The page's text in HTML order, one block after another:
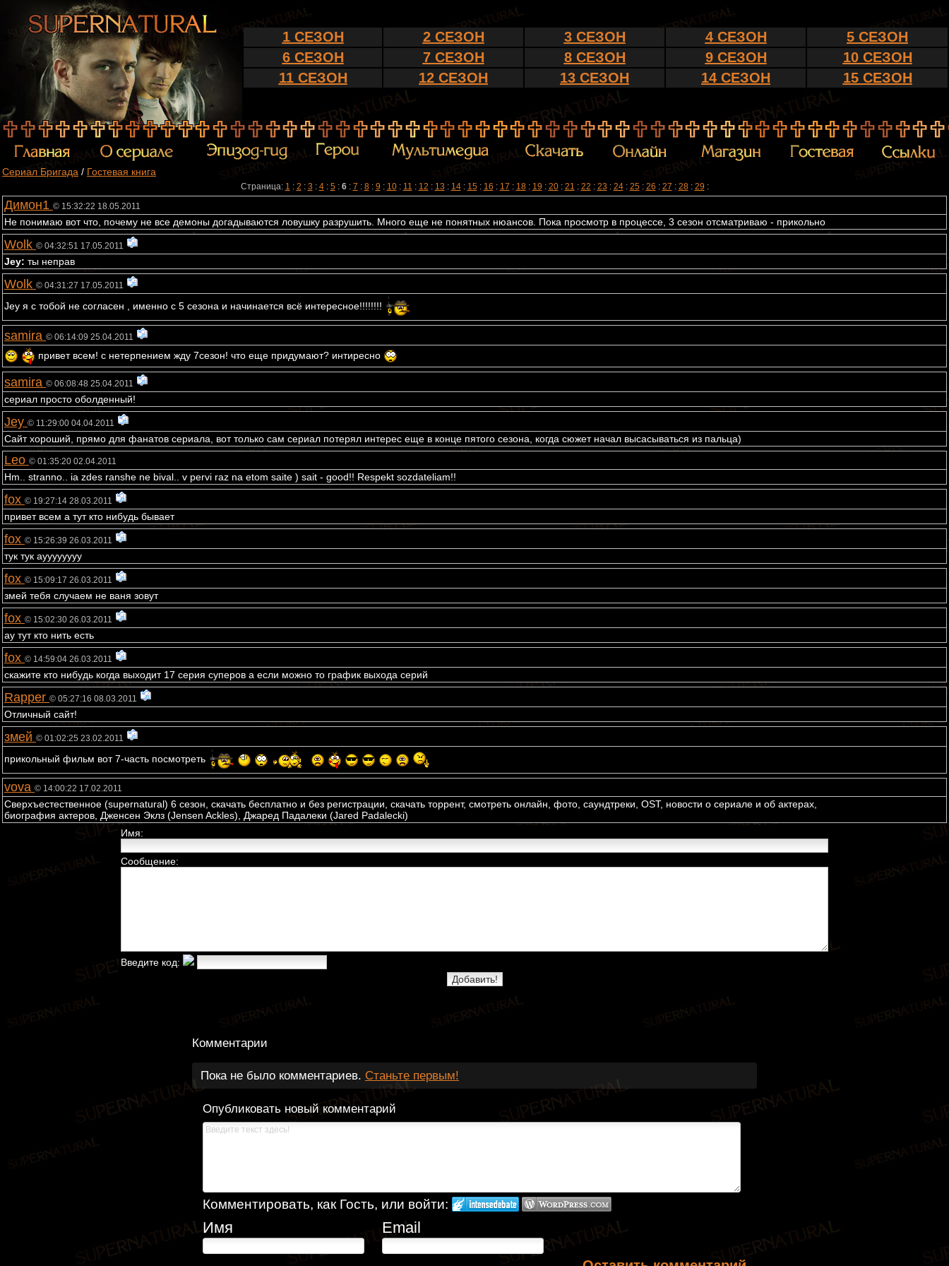
1 СЕЗОН 2 СЕЗОН 3 СЕЗОН 4 СЕЗОН
5 СЕЗОН
6 СЕЗОН
7 СЕЗОН 8 СЕЗОН 9 СЕЗОН
10 СЕЗОН
11 СЕЗОН
12 СЕЗОН 13 СЕЗОН 14 СЕЗОН 15 СЕЗОН
Сериал Бригада / Гостевая книга
Страница: 1 : 2 : 3 : 4: 5: 6: 7 : 8: 9 : 10: 11 : 12 : 13 : 14: 15: 16 : 17 : 18: 19 : 20: 21 : 22 : 23 : 24: 25: 26 : 27 : 28: 29 :
Димон1 © 15:32:22 18.05.2011
Не понимаю вот что, почему не все демоны догадываются ловушку разрушить. Много еще не понятных нюансов. Пока просмотр в процессе, 3 сезон отсматриваю - прикольно
Wolk © 04:32:51 17.05.2011
Jey: ты неправ
Wolk © 04:31:27 17.05.2011
Jey я с тобой не согласен , именно с 5 сезона и начинается всё интересное!!!!!!!!
samira © 06:14:09 25.04.2011
привет всем! с нетерпением жду 7сезон! что еще придумают? интиресно
samira © 06:08:48 25.04.2011
сериал просто оболденный!
Jey © 11:29:00 04.04.2011
Сайт хороший, прямо для фанатов сериала, вот только сам сериал потерял интерес еще в конце пятого сезона, когда сюжет начал высасываться из пальца)
Leo © 01:35:20 02.04.2011
Hm.. stranno.. ia zdes ranshe ne bival.. v pervi raz na etom saite ) sait - good!! Respekt sozdateliam!!
fox © 19:27:14 28.03.2011
привет всем а тут кто нибудь бывает
fox © 15:26:39 26.03.2011
тук тук ауууууууу
fox © 15:09:17 26.03.2011
змей тебя случаем не ваня зовут
fox © 15:02:30 26.03.2011
ау тут кто нить есть
fox © 14:59:04 26.03.2011
скажите кто нибудь когда выходит 17 серия суперов а если можно то график выхода серий
Rapper © 05:27:16 08.03.2011
Отличный сайт!
змей © 01:02:25 23.02.2011
прикольный фильм вот 7-часть посмотреть
vova © 14:00:22 17.02.2011
Cверхъестественное (supernatural) 6 сезон, скачать бесплатно и без регистрации, скачать торрент, смотреть онлайн, фото, саундтреки, OST, новости о сериале и об актерах,
биография актеров, Дженсен Эклз (Jensen Ackles), Джаред Падалеки (Jared Padalecki)
Имя:
Сообщение:
Введите код:
Комментарии
Пока не было комментариев. Станьте первым!
Опубликовать новый комментарий
Комментировать, как Гость, или войти:
Имя Email